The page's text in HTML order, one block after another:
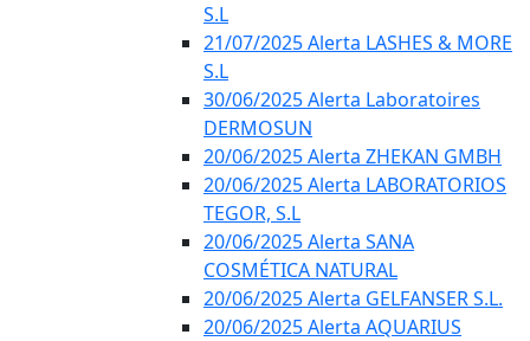
S.L
21/07/2025 Alerta LASHES & MORE
S.L
30/06/2025 Alerta Laboratoires
DERMOSUN
20/06/2025 Alerta ZHEKAN GMBH
20/06/2025 Alerta LABORATORIOS
TEGOR, S.L
20/06/2025 Alerta SANA
COSMÉTICA NATURAL
20/06/2025 Alerta GELFANSER S.L.
20/06/2025 Alerta AQUARIUS